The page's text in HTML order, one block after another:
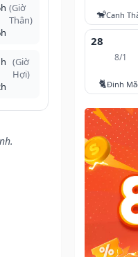
(Giờ
Thân)
(Giờ
Hợi)
🐒Canh
28
8/1
🐈Đinh